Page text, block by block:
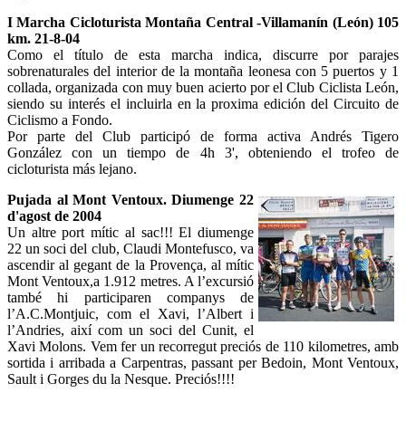
I Marcha Cicloturista Montaña Central -Villamanín (León) 105
km. 21-8-04
Como el título de esta marcha indica, discurre por parajes
sobrenaturales del interior de la montaña leonesa con 5 puertos y 1
collada, organizada con muy buen acierto por el Club Ciclista León,
siendo su interés el incluirla en la proxima edición del Circuito de
Ciclismo a Fondo.
Por parte del Club participó de forma activa Andrés Tigero
González con un tiempo de 4h 3', obteniendo el trofeo de
cicloturista más lejano.
Pujada al Mont Ventoux. Diumenge 22
d'agost de 2004
Un altre port mític al sac!!! El diumenge
22 un soci del club, Claudi Montefusco, va
ascendir al gegant de la Provença, al mític
Mont Ventoux,a 1.912 metres. A l’excursió
també hi participaren companys de
l’A.C.Montjuic, com el Xavi, l’Albert i
l’Andries, així com un soci del Cunit, el
Xavi Molons. Vem fer un recorregut preciós de 110 kilometres, amb
sortida i arribada a Carpentras, passant per Bedoin, Mont Ventoux,
Sault i Gorges du la Nesque. Preciós!!!!